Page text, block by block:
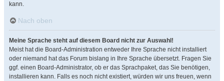
kann.
Nach oben
Meine Sprache steht auf diesem Board nicht zur Auswahl!
Meist hat die Board-Administration entweder Ihre Sprache nicht installiert
oder niemand hat das Forum bislang in Ihre Sprache übersetzt. Fragen Sie
ggf. einen Board-Administrator, ob er das Sprachpaket, das Sie benötigen,
installieren kann. Falls es noch nicht existiert, würden wir uns freuen, wenn